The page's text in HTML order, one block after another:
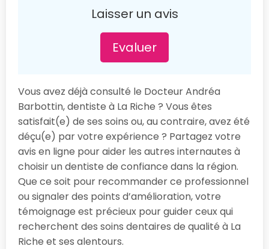
Laisser un avis
Evaluer
Vous avez déjà consulté le Docteur Andréa
Barbottin, dentiste à La Riche ? Vous êtes
satisfait(e) de ses soins ou, au contraire, avez été
déçu(e) par votre expérience ? Partagez votre
avis en ligne pour aider les autres internautes à
choisir un dentiste de confiance dans la région.
Que ce soit pour recommander ce professionnel
ou signaler des points d’amélioration, votre
témoignage est précieux pour guider ceux qui
recherchent des soins dentaires de qualité à La
Riche et ses alentours.